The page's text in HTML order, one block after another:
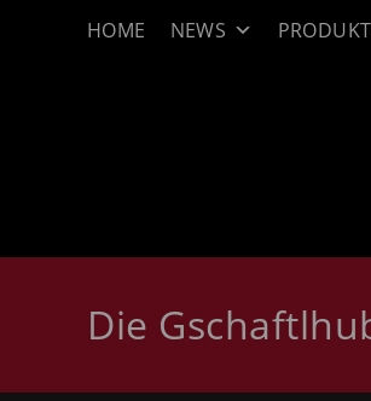
HOME NEWS
Die